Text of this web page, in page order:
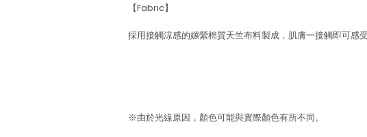
【Fabric】
採用接觸涼感的嫘縈棉質天竺布料製成，肌膚一接觸即可感
※由於光線原因，顏色可能與實際顏色有所不同。